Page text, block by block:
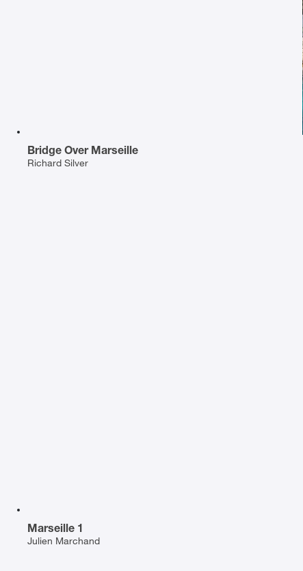
Bridge Over Marseille
Richard Silver
Marseille 1
Julien Marchand